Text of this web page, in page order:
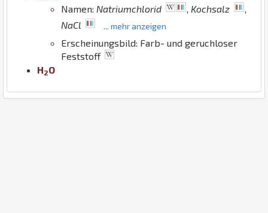
Namen: Natriumchlorid , Kochsalz
,
NaCl
... mehr anzeigen
Erscheinungsbild: Farb- und geruchloser
Feststoff
H2O